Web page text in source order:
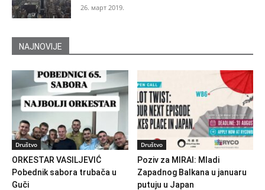
26. март 2019.
NAJNOVIJE
Društvo
ORKESTAR VASILJEVIĆ
Pobednik sabora trubača u
Guči
Društvo
Poziv za MIRAI: Mladi
Zapadnog Balkana u januaru
putuju u Japan